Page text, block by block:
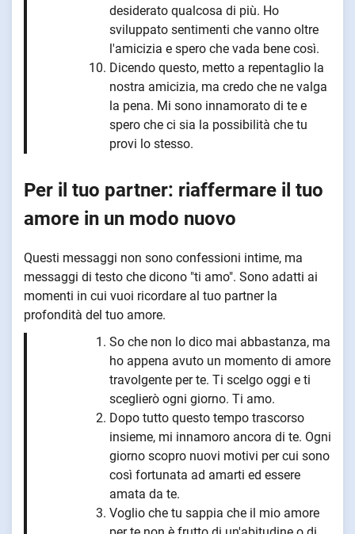
desiderato qualcosa di più. Ho
sviluppato sentimenti che vanno oltre
l'amicizia e spero che vada bene così.
Dicendo questo, metto a repentaglio la
nostra amicizia, ma credo che ne valga
la pena. Mi sono innamorato di te e
spero che ci sia la possibilità che tu
provi lo stesso.
Per il tuo partner: riaffermare il tuo
amore in un modo nuovo
Questi messaggi non sono confessioni intime, ma
messaggi di testo che dicono "ti amo". Sono adatti ai
momenti in cui vuoi ricordare al tuo partner la
profondità del tuo amore.
So che non lo dico mai abbastanza, ma
ho appena avuto un momento di amore
travolgente per te. Ti scelgo oggi e ti
sceglierò ogni giorno. Ti amo.
Dopo tutto questo tempo trascorso
insieme, mi innamoro ancora di te. Ogni
giorno scopro nuovi motivi per cui sono
così fortunata ad amarti ed essere
amata da te.
Voglio che tu sappia che il mio amore